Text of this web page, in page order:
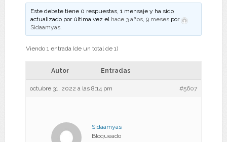
Este debate tiene 0 respuestas, 1 mensaje y ha sido
actualizado por última vez el hace 3 años, 9 meses por
Sidaamyas.
Viendo 1 entrada (de un total de 1)
Autor Entradas
octubre 31, 2022 a las 8:14 pm #5607
Sidaamyas
Bloqueado